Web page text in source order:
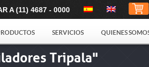
A (11) 4687 - 0000
SERVICIOS QUIENES
Tripala"